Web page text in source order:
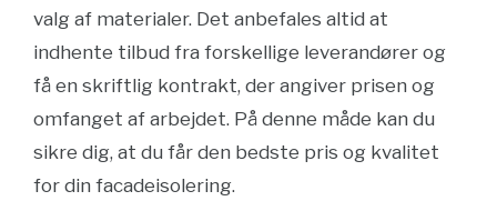
valg af materialer. Det anbefales altid at
indhente tilbud fra forskellige leverandører og
få en skriftlig kontrakt, der angiver prisen og
omfanget af arbejdet. På denne måde kan du
sikre dig, at du får den bedste pris og kvalitet
for din facadeisolering.